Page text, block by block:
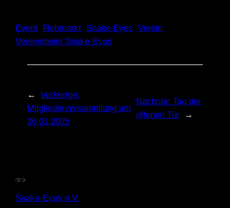
Event Flohmarkt Snake-Eyes Verein
Vereinsheim Snake-Eyes
←
Vorherige:
Mitgliederversammlung am
26.01.2025
Nächste: Tag der
offenen Tür
→
Snake-Eyes e.V.